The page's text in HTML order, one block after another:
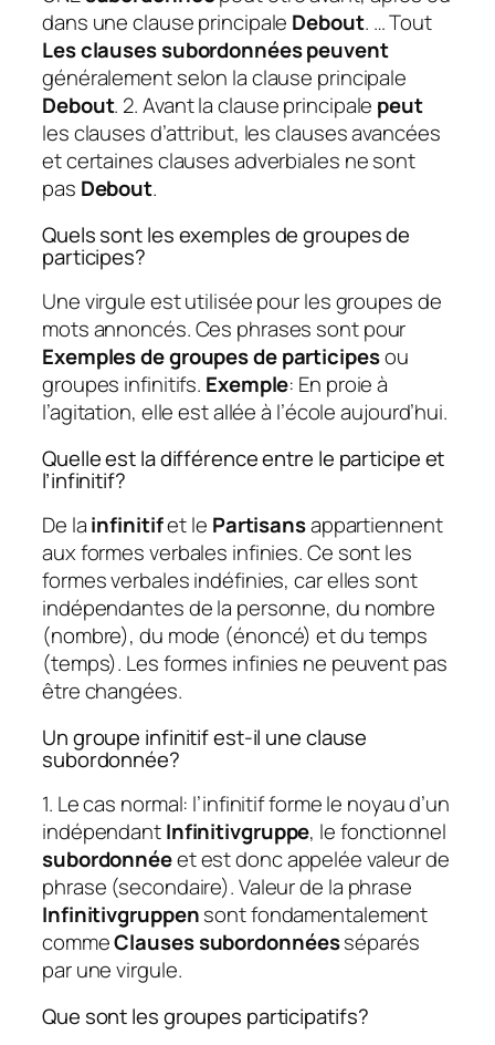
dans une clause principale Debout. … Tout
Les clauses subordonnées peuvent
généralement selon la clause principale
Debout. 2. Avant la clause principale peut
les clauses d’attribut, les clauses avancées
et certaines clauses adverbiales ne sont
pas Debout.
Quels sont les exemples de groupes de
participes?
Une virgule est utilisée pour les groupes de
mots annoncés. Ces phrases sont pour
Exemples de groupes de participesou
groupes infinitifs. Exemple: En proie à
l’agitation, elle est allée à l’école aujourd’hui.
Quelle est la différence entre le participe et
l’infinitif?
De lainfinitifet le Partisansappartiennent
aux formes verbales infinies. Ce sont les
formes verbales indéfinies, car elles sont
indépendantes de la personne, du nombre
(nombre), du mode (énoncé) et du temps
(temps). Les formes infinies ne peuvent pas
être changées.
Un groupe infinitif est-il une clause
subordonnée?
1. Le cas normal: l’infinitif forme le noyau d’un
indépendantInfinitivgruppe, le fonctionnel
subordonnéeet est donc appelée valeur de
phrase (secondaire). Valeur de la phrase
Infinitivgruppensont fondamentalement
commeClauses subordonnéesséparés
par une virgule.
Que sont les groupes participatifs?